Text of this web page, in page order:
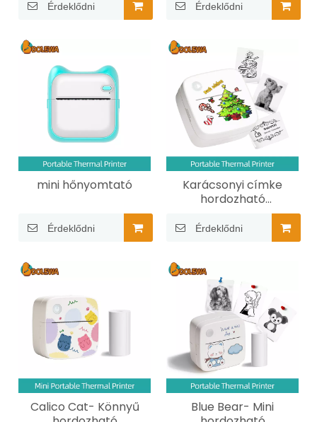
Érdeklődni Érdeklődni
mini hőnyomtató
Érdeklődni
Karácsonyi címke
hordozható
Érdeklődni
Calico Cat- Könnyű
Blue Bear- Mini